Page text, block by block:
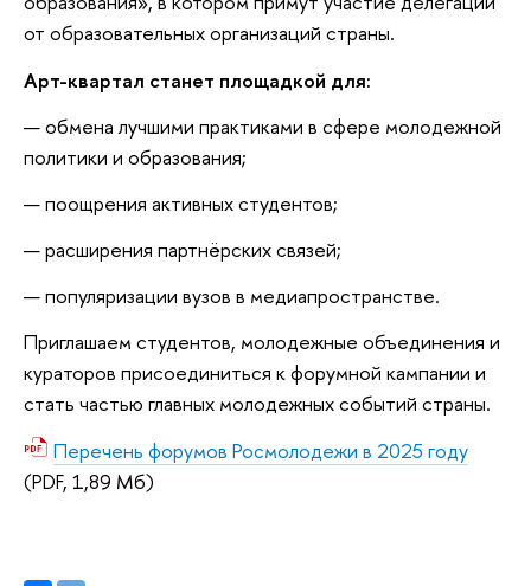
от образовательных организаций страны.
Арт-квартал станет площадкой для:
обмена лучшими практиками в сфере молодежной
политики и образования;
поощрения активных студентов;
расширения партнёрских связей;
популяризации вузов в медиапространстве.
Приглашаем студентов, молодежные объединения и
кураторов присоединиться к форумной кампании и
стать частью главных молодежных событий страны.
Перечень форумов Росмолодежи в 2025 году
(PDF, 1,89 Мб)